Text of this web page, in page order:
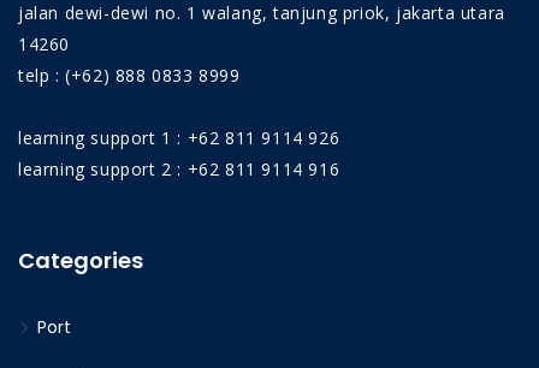
jalan dewi-dewi no. 1 walang, tanjung priok, jakarta utara
14260
telp : (+62) 888 0833 8999
learning support 1 : +62 811 9114 926
learning support 2 : +62 811 9114 916
Categories
Port